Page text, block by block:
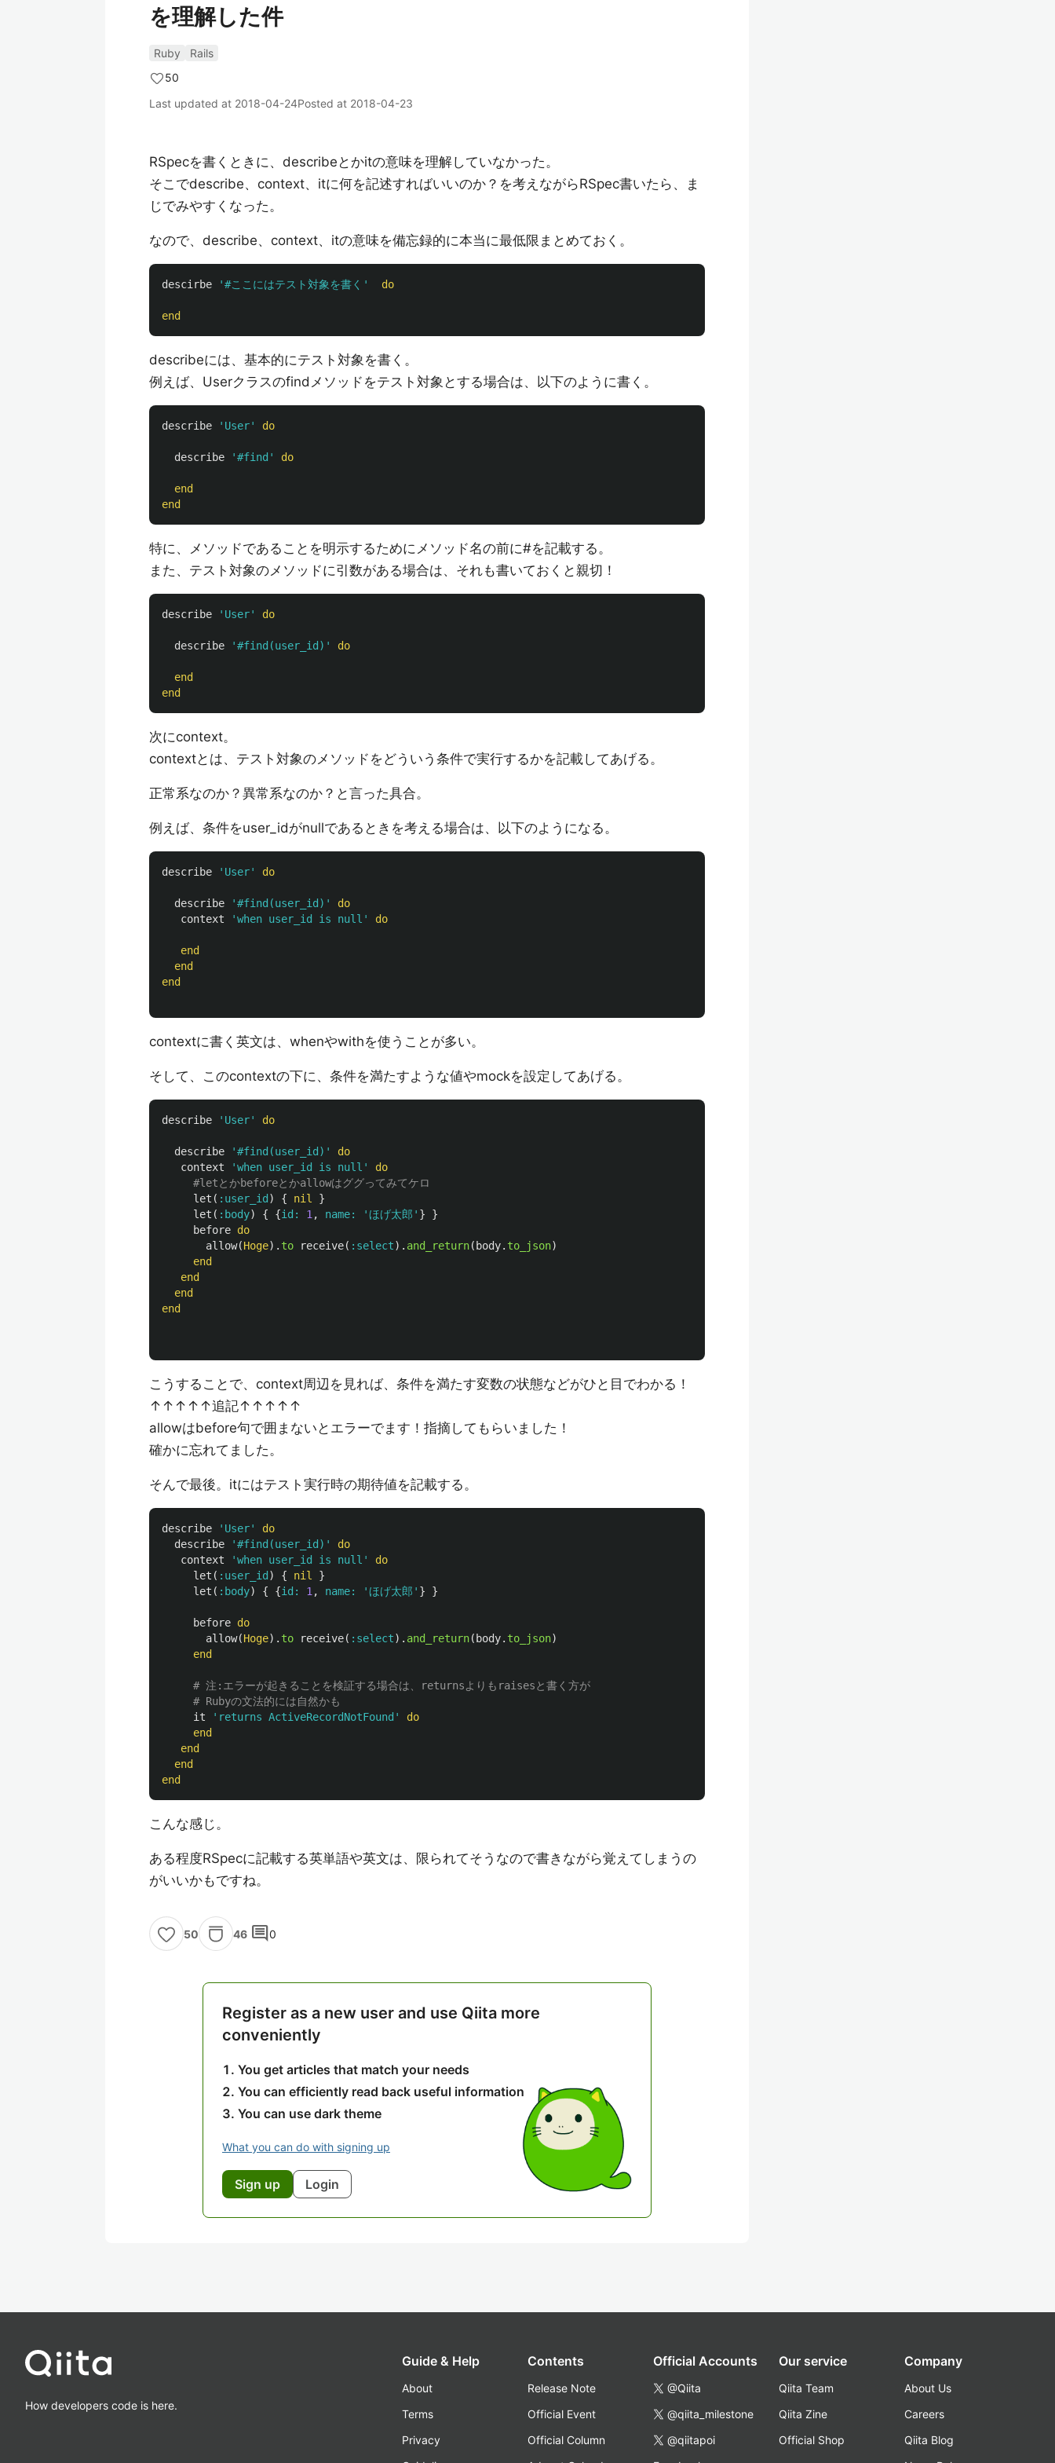
を理解した件
Ruby
Rails
50
Last updated at 2018-04-24Posted at 2018-04-23
RSpecを書くときに、describeとかitの意味を理解していなかった。
そこでdescribe、context、itに何を記述すればいいのか？を考えながらRSpec書いたら、ま
じでみやすくなった。
なので、describe、context、itの意味を備忘録的に本当に最低限まとめておく。
descirbe '#ここにはテスト対象を書く' do
end
describeには、基本的にテスト対象を書く。
例えば、Userクラスのfindメソッドをテスト対象とする場合は、以下のように書く。
describe 'User' do
describe '#find' do
end
end
特に、メソッドであることを明示するためにメソッド名の前に#を記載する。
また、テスト対象のメソッドに引数がある場合は、それも書いておくと親切！
describe 'User' do
describe '#find(user_id)' do
end
end
次にcontext。
contextとは、テスト対象のメソッドをどういう条件で実行するかを記載してあげる。
正常系なのか？異常系なのか？と言った具合。
例えば、条件をuser_idがnullであるときを考える場合は、以下のようになる。
describe 'User' do
describe '#find(user_id)'
do
context
'when user_id is null' do
end
end
end
contextに書く英文は、whenやwithを使うことが多い。
そして、このcontextの下に、条件を満たすような値やmockを設定してあげる。
describe 'User' do
describe '#find(user_id)'
do
context
'when user_id is null'
do
#letとかbeforeとかallowはググってみてケロ
let ( :user_id ) { nil
}
let ( :body) { {id: 1 , name: 'ほげ太郎' }
}
before do
allow(Hoge). to receive( :select). and_return( body. to_json)
end
end
end
end
こうすることで、context周辺を見れば、条件を満たす変数の状態などがひと目でわかる！
↑↑↑↑↑追記↑↑↑↑↑
allowはbefore句で囲まないとエラーでます！指摘してもらいました！
確かに忘れてました。
そんで最後。itにはテスト実行時の期待値を記載する。
describe 'User'
do
describe
'#find(user_id)'
do
context
'when user_id is null'
do
let ( :user_id ) { nil
}
let ( :body) { {id: 1 , name: 'ほげ太郎' } }
before do
allow(Hoge). to receive( :select). and_return( body. to_json)
end
# 注:エラーが起きることを検証する場合は、returnsよりもraisesと書く方が
# Rubyの文法的には自然かも
it
'returns ActiveRecordNotFound'
do
end
end
end
end
こんな感じ。
ある程度RSpecに記載する英単語や英文は、限られてそうなので書きながら覚えてしまうの
がいいかもですね。
50 46 comment0
Register as a new user and use Qiita more
conveniently
You get articles that match your needs
You can efficiently read back useful information
You can use dark theme
What you can do with signing up
Sign up Login
How developers code is here.
Guide & Help
About
Terms
Privacy
Contents
Release Note
Official Event
Official Column
Official Accounts
@Qiita
@qiita_milestone
@qiitapoi
Our service
Qiita Team
Qiita Zine
Official Shop
Company
About Us
Careers
Qiita Blog